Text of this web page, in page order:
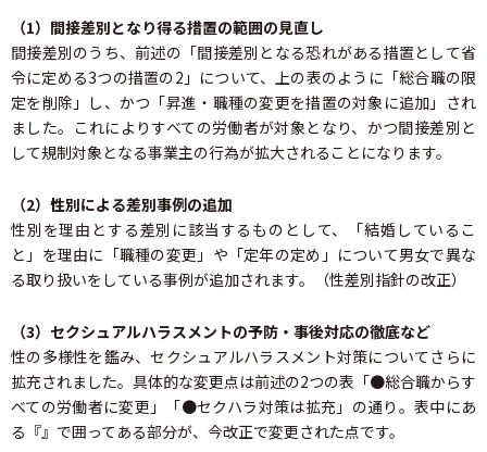
（1）間接差別となり得る措置の範囲の見直し
間接差別のうち、前述の「間接差別となる恐れがある措置として省
令に定める3つの措置の2」について、上の表のように「総合職の限
定を削除」し、かつ「昇進・職種の変更を措置の対象に追加」され
ました。これによりすべての労働者が対象となり、かつ間接差別と
して規制対象となる事業主の行為が拡大されることになります。
（2）性別による差別事例の追加
性別を理由とする差別に該当するものとして、「結婚しているこ
と」を理由に「職種の変更」や「定年の定め」について男女で異な
る取り扱いをしている事例が追加されます。（性差別指針の改正）
（3）セクシュアルハラスメントの予防・事後対応の徹底など
性の多様性を鑑み、セクシュアルハラスメント対策についてさらに
拡充されました。具体的な変更点は前述の2つの表「●総合職からす
べての労働者に変更」「●セクハラ対策は拡充」の通り。表中にあ
る『』で囲ってある部分が、今改正で変更された点です。